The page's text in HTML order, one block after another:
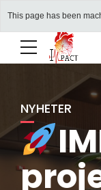
This page has been
NYHETER